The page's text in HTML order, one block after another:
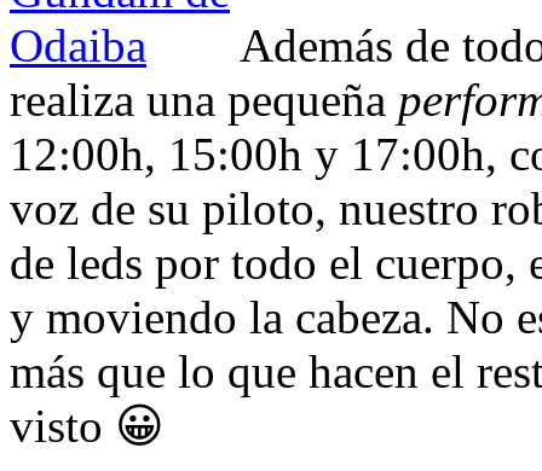
Además de
realiza una pequeña
12:00h, 15:00h y 17:00h,
voz de su piloto, nuestro
de leds por todo el cuerpo,
y moviendo la cabeza. No
más que lo que hacen el
visto 😀